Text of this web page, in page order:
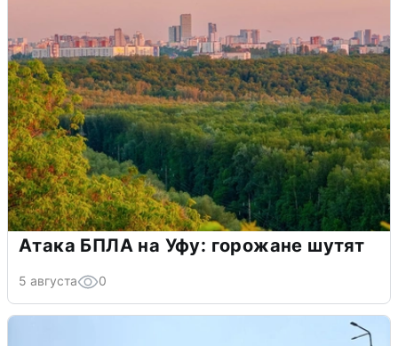
Атака БПЛА на Уфу: горожане шутят
5 августа 0